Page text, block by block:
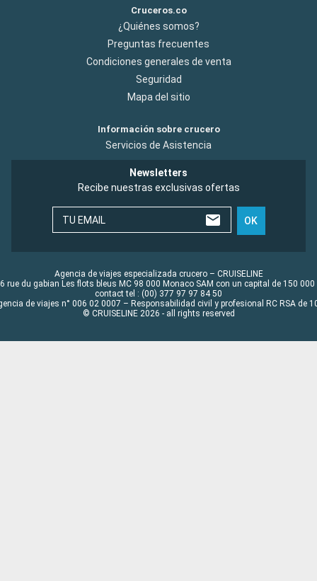
Cruceros.co
¿Quiénes somos?
Preguntas frecuentes
Condiciones generales de venta
Seguridad
Mapa del sitio
Información sobre crucero
Servicios de Asistencia
Newsletters
Recibe nuestras exclusivas ofertas
TU EMAIL OK
Agencia de viajes especializada crucero – CRUISELINE
rue du gabian Les flots bleus MC 98 000 Monaco SAM con un capital de 150 000
contact tel : (00) 377 97 97 84 50
de viajes n° 006 02 0007 – Responsabilidad civil y profesional RC RSA de
© CRUISELINE 2026 - all rights reserved